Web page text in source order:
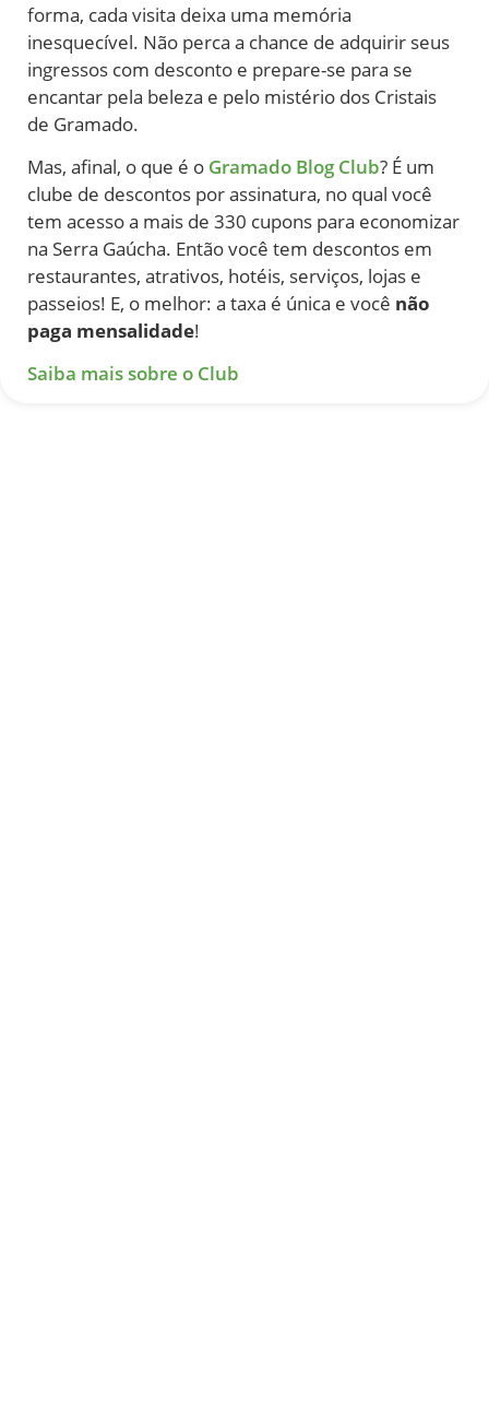
forma, cada visita deixa uma memória
inesquecível. Não perca a chance de adquirir seus
ingressos com desconto e prepare-se para se
encantar pela beleza e pelo mistério dos Cristais
de Gramado.
Mas, afinal, o que é o Gramado Blog Club? É um
clube de descontos por assinatura, no qual você
tem acesso a mais de 330 cupons para economizar
na Serra Gaúcha. Então você tem descontos em
restaurantes, atrativos, hotéis, serviços, lojas e
passeios! E, o melhor: a taxa é única e você não
paga mensalidade!
Saiba mais sobre o Club